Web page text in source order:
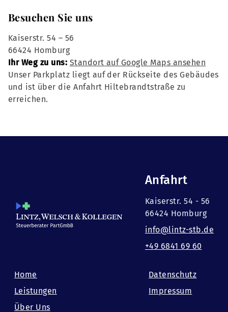
Besuchen Sie uns
Kaiserstr. 54 – 56
66424 Homburg
Ihr Weg zu uns: Standort auf Google Maps ansehen
Unser Parkplatz liegt auf der Rückseite des Gebäudes
und ist über die Anfahrt Hiltebrandtstraße zu
erreichen.
Anfahrt
Kaiserstr. 54 - 56
66424 Homburg
info@lintz-stb.de
+49 6841 69 60
Home
Leistungen
Über Uns
Datenschutz
Impressum